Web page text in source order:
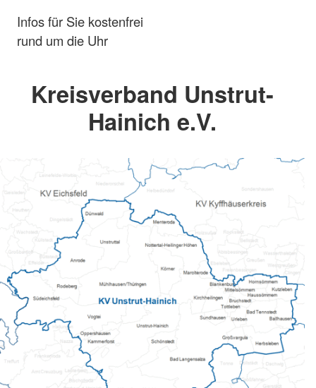
Infos für Sie kostenfrei
rund um die Uhr
Kreisverband Unstrut-
Hainich e.V.